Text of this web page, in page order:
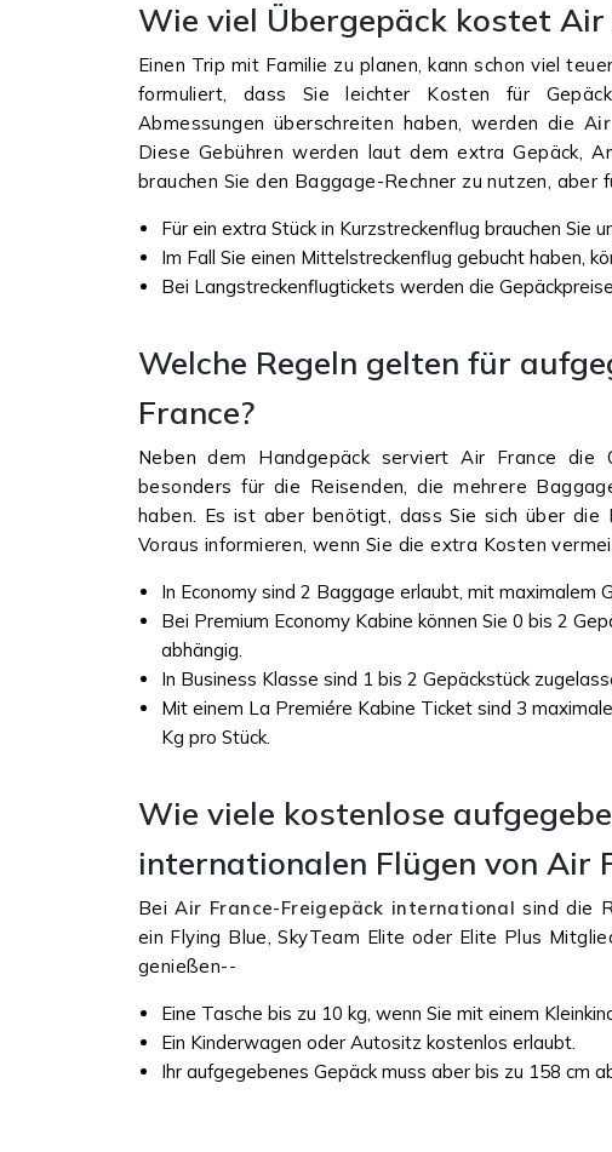
Wie viel Übergepäck kostet Air
Einen Trip mit Familie zu planen, kann schon viel
formuliert, dass Sie leichter Kosten für
Abmessungen überschreiten haben, werden die
Diese Gebühren werden laut dem extra Gepäck,
brauchen Sie den Baggage-Rechner zu nutzen,
Für ein extra Stück in Kurzstreckenflug brauchen Sie
Im Fall Sie einen Mittelstreckenflug gebucht haben,
Bei Langstreckenflugtickets werden die
Welche Regeln gelten für
France?
Neben dem Handgepäck serviert Air France die
besonders für die Reisenden, die mehrere
haben. Es ist aber benötigt, dass Sie sich über
Voraus informieren, wenn Sie die extra Kosten
In Economy sind 2 Baggage erlaubt, mit maximalem
Bei Premium Economy Kabine können Sie 0 bis 2
abhängig.
In Business Klasse sind 1 bis 2 Gepäckstück
Mit einem La Premiére Kabine Ticket sind 3
Kg pro Stück.
Wie viele kostenlose
internationalen Flügen von Air
BeiAir France-Freigepäck international sind die
ein Flying Blue, SkyTeam Elite oder Elite Plus
genießen--
Eine Tasche bis zu 10 kg, wenn Sie mit einem
Ein Kinderwagen oder Autositz kostenlos erlaubt.
Ihr aufgegebenes Gepäck muss aber bis zu 158 cm